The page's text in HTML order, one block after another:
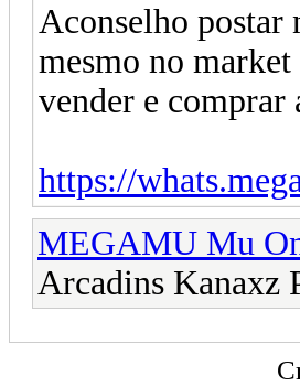
Aconselho postar
mesmo no
vender e
https://
MEGAMU Mu
Arcadins Kanaxz